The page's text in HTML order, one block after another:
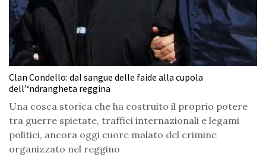
Clan Condello: dal sangue delle faide alla cupola
dell’‘ndrangheta reggina
Una cosca storica che ha costruito il proprio potere
tra guerre spietate, traffici internazionali e legami
politici, ancora oggi cuore malato del crimine
organizzato nel reggino